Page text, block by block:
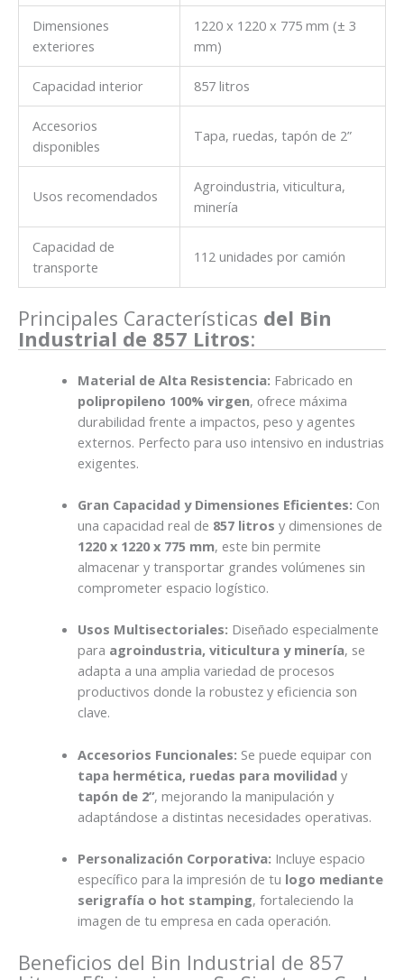
Dimensiones
exteriores
1220 x 1220 x 775 mm (± 3
mm)
Capacidad interior 857 litros
Accesorios
disponibles
Tapa, ruedas, tapón de 2”
Usos recomendados
Agroindustria, viticultura,
minería
Capacidad de
transporte
112 unidades por camión
Principales Características del Bin
Industrial de 857 Litros:
Material de Alta Resistencia: Fabricado en
polipropileno 100% virgen, ofrece máxima
durabilidad frente a impactos, peso y agentes
externos. Perfecto para uso intensivo en industrias
exigentes.
Gran Capacidad y Dimensiones Eficientes: Con
una capacidad real de 857 litros y dimensiones de
1220 x 1220 x 775 mm, este bin permite
almacenar y transportar grandes volúmenes sin
comprometer espacio logístico.
Usos Multisectoriales: Diseñado especialmente
para agroindustria, viticultura y minería, se
adapta a una amplia variedad de procesos
productivos donde la robustez y eficiencia son
clave.
Accesorios Funcionales: Se puede equipar con
tapa hermética, ruedas para movilidady
tapón de 2”, mejorando la manipulación y
adaptándose a distintas necesidades operativas.
Personalización Corporativa: Incluye espacio
específico para la impresión de tu logo mediante
serigrafía o hot stamping, fortaleciendo la
imagen de tu empresa en cada operación.
Beneficios del Bin Industrial de 857